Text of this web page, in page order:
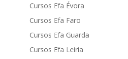
Cursos Efa Évora
Cursos Efa Faro
Cursos Efa Guarda
Cursos Efa Leiria